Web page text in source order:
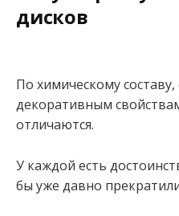
дисков
По химическому
декоративным
отличаются.
У каждой есть
бы уже давно